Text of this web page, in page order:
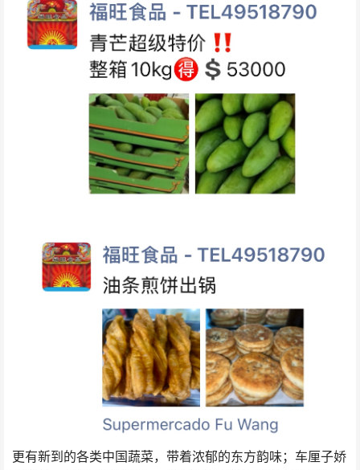
更有新到的各类中国蔬菜，带着浓郁的东方韵味；车厘子娇